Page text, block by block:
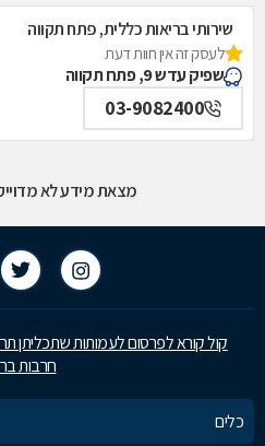
שירותי בריאות כללית, פתח תקווה
לעסק זה אין חוות דעת
שפיק עדש 9, פתח תקווה
03-9082400
מצאת מידע לא
קול קורא לפרסום לעמותות שתכליתן
חרבות
כלים